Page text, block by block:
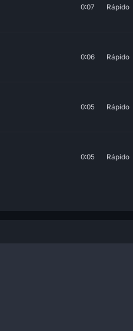
0:07 Rápido
0:06 Rápido
0:05 Rápido
0:05 Rápido